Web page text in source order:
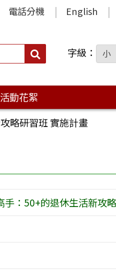
電話分機 English
搜
字級： 小
活動花絮
略研習班 實施計畫
：50+的退休生活新攻